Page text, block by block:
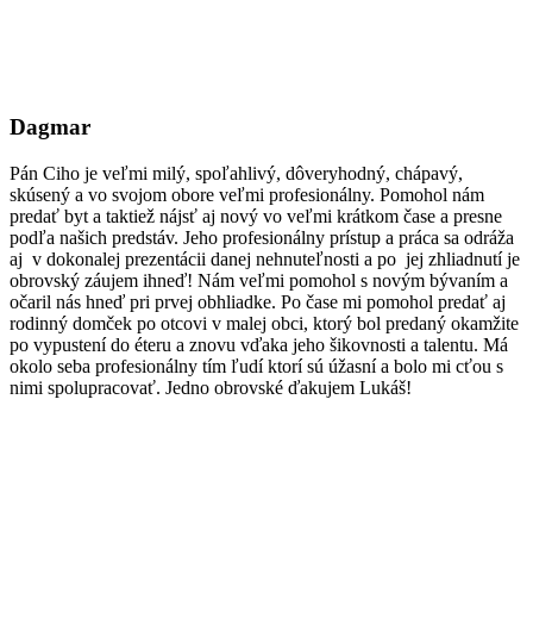
Dagmar
Pán Ciho je veľmi milý, spoľahlivý, dôveryhodný, chápavý,
skúsený a vo svojom obore veľmi profesionálny. Pomohol nám
predať byt a taktiež nájsť aj nový vo veľmi krátkom čase a presne
podľa našich predstáv. Jeho profesionálny prístup a práca sa odráža
aj v dokonalej prezentácii danej nehnuteľnosti a po jej zhliadnutí je
obrovský záujem ihneď! Nám veľmi pomohol s novým bývaním a
očaril nás hneď pri prvej obhliadke. Po čase mi pomohol predať aj
rodinný domček po otcovi v malej obci, ktorý bol predaný okamžite
po vypustení do éteru a znovu vďaka jeho šikovnosti a talentu. Má
okolo seba profesionálny tím ľudí ktorí sú úžasní a bolo mi cťou s
nimi spolupracovať. Jedno obrovské ďakujem Lukáš!